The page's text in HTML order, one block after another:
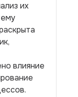
их
влияние